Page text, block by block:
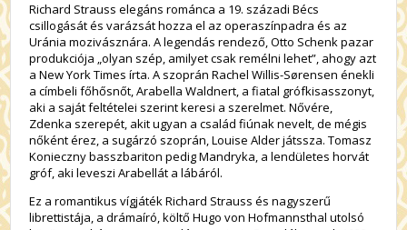
Richard Strauss elegáns románca a 19. századi Bécs
csillogását és varázsát hozza el az operaszínpadra és az
Uránia mozivásznára. A legendás rendező, Otto Schenk pazar
produkciója „olyan szép, amilyet csak remélni lehet”, ahogy azt
a New York Times írta. A szoprán Rachel Willis-Sørensen énekli
a címbeli főhősnőt, Arabella Waldnert, a fiatal grófkisasszonyt,
aki a saját feltételei szerint keresi a szerelmet. Nővére,
Zdenka szerepét, akit ugyan a család fiúnak nevelt, de mégis
nőként érez, a sugárzó szoprán, Louise Alder játssza. Tomasz
Konieczny basszbariton pedig Mandryka, a lendületes horvát
gróf, aki leveszi Arabellát a lábáról.
Ez a romantikus vígjáték Richard Strauss és nagyszerű
librettistája, a drámaíró, költő Hugo von Hofmannsthal utolsó